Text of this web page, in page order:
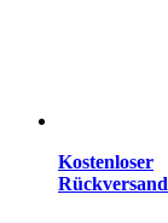
Kostenloser
Rückversand